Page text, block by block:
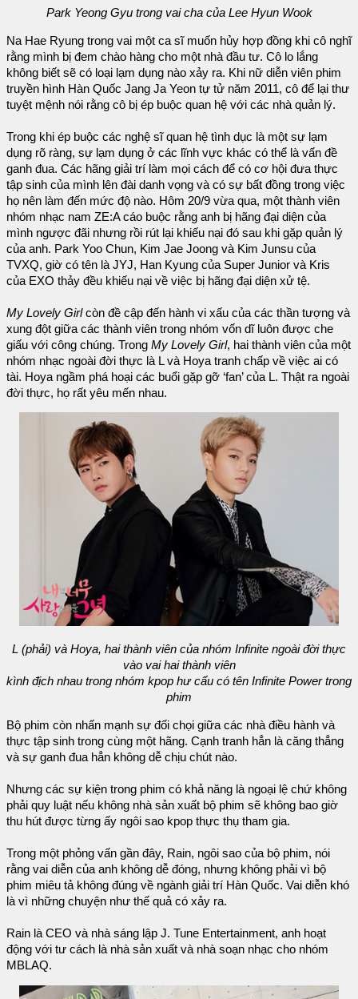
Park Yeong Gyu trong vai cha của Lee Hyun Wook
Na Hae Ryung trong vai một ca sĩ muốn hủy hợp đồng khi cô nghĩ
rằng mình bị đem chào hàng cho một nhà đầu tư. Cô lo lắng
không biết sẽ có loại lạm dụng nào xảy ra. Khi nữ diễn viên phim
truyền hình Hàn Quốc Jang Ja Yeon tự tử năm 2011, cô để lại thư
tuyệt mệnh nói rằng cô bị ép buộc quan hệ với các nhà quản lý.
Trong khi ép buộc các nghệ sĩ quan hệ tình dục là một sự lạm
dụng rõ ràng, sự lạm dụng ở các lĩnh vực khác có thể là vấn đề
ganh đua. Các hãng giải trí làm mọi cách để có cơ hội đưa thực
tập sinh của mình lên đài danh vọng và có sự bất đồng trong việc
họ nên làm đến mức độ nào. Hôm 20/9 vừa qua, một thành viên
nhóm nhạc nam ZE:A cáo buộc rằng anh bị hãng đại diện của
mình ngược đãi nhưng rồi rút lại khiếu nại đó sau khi gặp quản lý
của anh. Park Yoo Chun, Kim Jae Joong và Kim Junsu của
TVXQ, giờ có tên là JYJ, Han Kyung của Super Junior và Kris
của EXO thảy đều khiếu nại về việc bị hãng đại diện xử tệ.
My Lovely Girlcòn đề cập đến hành vi xấu của các thần tượng và
xung đột giữa các thành viên trong nhóm vốn dĩ luôn được che
giấu với công chúng. Trong My Lovely Girl, hai thành viên của một
nhóm nhạc ngoài đời thực là L và Hoya tranh chấp về việc ai có
tài. Hoya ngầm phá hoại các buổi gặp gỡ ‘fan’ của L. Thật ra ngoài
đời thực, họ rất yêu mến nhau.
L (phải) và Hoya, hai thành viên của nhóm Infinite ngoài đời thực
vào vai hai thành viên
kình địch nhau trong nhóm kpop hư cấu có tên Infinite Power trong
phim
Bộ phim còn nhấn mạnh sự đối chọi giữa các nhà điều hành và
thực tập sinh trong cùng một hãng. Cạnh tranh hẳn là căng thẳng
và sự ganh đua hẳn không dễ chịu chút nào.
Nhưng các sự kiện trong phim có khả năng là ngoại lệ chứ không
phải quy luật nếu không nhà sản xuất bộ phim sẽ không bao giờ
thu hút được từng ấy ngôi sao kpop thực thụ tham gia.
Trong một phỏng vấn gần đây, Rain, ngôi sao của bộ phim, nói
rằng vai diễn của anh không dễ đóng, nhưng không phải vì bộ
phim miêu tả không đúng về ngành giải trí Hàn Quốc. Vai diễn khó
là vì những chuyện như thế quả có xảy ra.
Rain là CEO và nhà sáng lập J. Tune Entertainment, anh hoạt
động với tư cách là nhà sản xuất và nhà soạn nhạc cho nhóm
MBLAQ.